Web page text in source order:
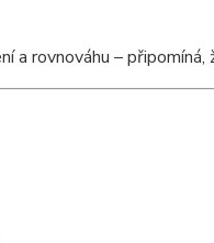
rovnováhu – připomíná,